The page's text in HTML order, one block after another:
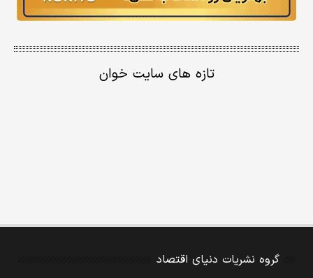
تازه های سایت خوان
گروه نشریات دنیای اقتصاد